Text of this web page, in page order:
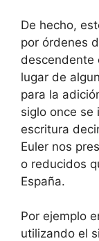
De hecho,
por órdenes
descendente
lugar de
para la
siglo once se
escritura
Euler nos
o reducidos
España.
Por ejemplo
utilizando el